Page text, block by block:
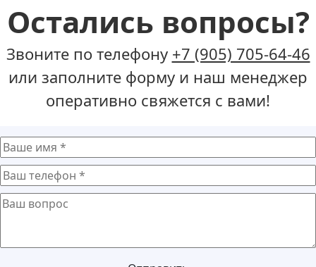
Остались вопросы?
Звоните по телефону +7 (905) 705-64-46
или заполните форму и наш менеджер
оперативно свяжется с вами!